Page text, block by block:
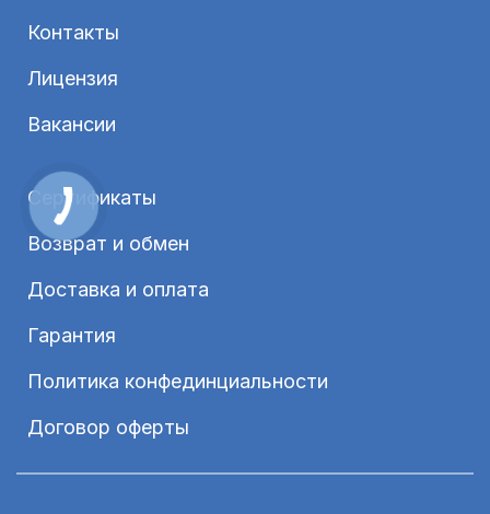
Контакты
Лицензия
Вакансии
Сертификаты
Возврат и обмен
Доставка и оплата
Гарантия
Политика конфединциальности
Договор оферты